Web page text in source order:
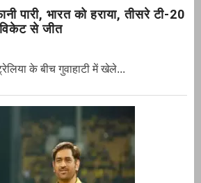
पारी, भारत को हराया, तीसरे टी-20
से जीत
के बीच गुवाहाटी में खेले...